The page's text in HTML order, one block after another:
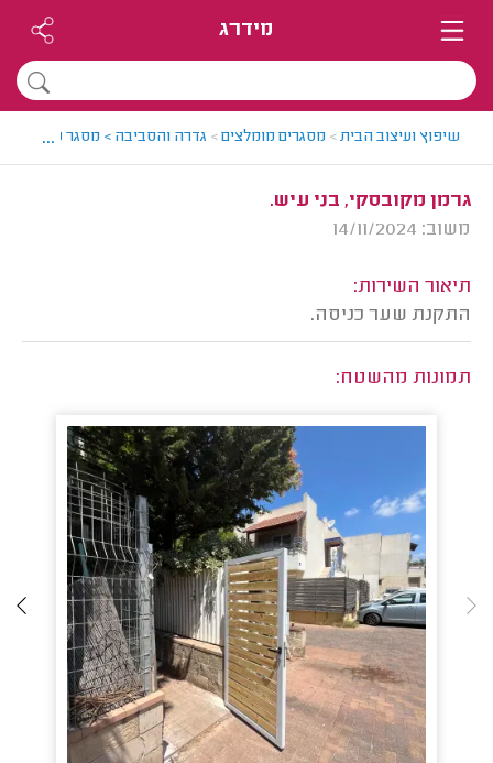
מידרג
שיפוץ ועיצוב הבית> מסגרים מומלצים> גדרה והסביבה > מסגר מומלץ -
...
גרמן מקובסקי, בני עיש.
משוב: 14/11/2024
תיאור השירות:
התקנת שער כניסה.
תמונות מהשטח: